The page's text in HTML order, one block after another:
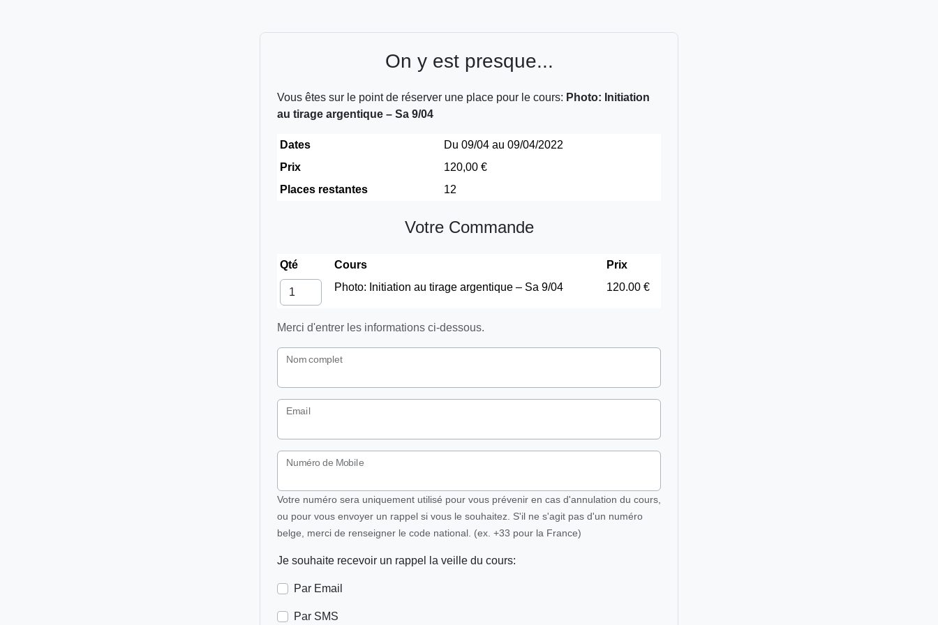
On y est presque...
Vous êtes sur le point de réserver une place pour le cours: Photo: Initiation
au tirage argentique – Sa 9/04
Dates
Du 09/04 au 09/04/2022
Prix
120,00 €
Places restantes
12
Votre Commande
Qté Cours
Prix
Photo: Initiation au tirage argentique – Sa 9/04
120.00 €
Merci d'entrer les informations ci-dessous.
Nom complet
Email
Numéro de Mobile
Votre numéro sera uniquement utilisé pour vous prévenir en cas d'annulation du cours,
ou pour vous envoyer un rappel si vous le souhaitez. S'il ne s'agit pas d'un numéro
belge, merci de renseigner le code national. (ex. +33 pour la France)
Je souhaite recevoir un rappel la veille du cours:
Par Email
Par SMS